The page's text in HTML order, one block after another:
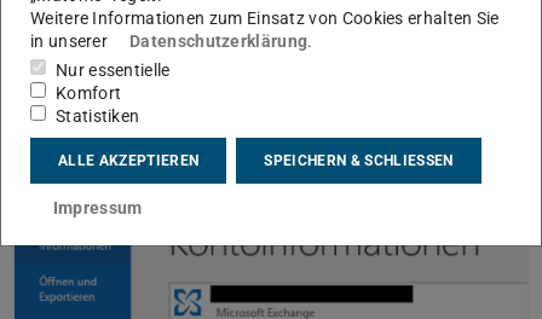
Für MitarbeitendeLinux:mailbox.tu-darmstadt.de
Tragen Sie beim
smtp.tu-darmstadt.de
Klicken Sie nun auf
Weitere Informationen zum Einsatz von Cookies erhalten Sie
in unserer
Datenschutzerklärung.
Nur essentielle
Komfort
Statistiken
ALLE AKZEPTIEREN SPEICHERN & SCHLIESSEN
Impressum